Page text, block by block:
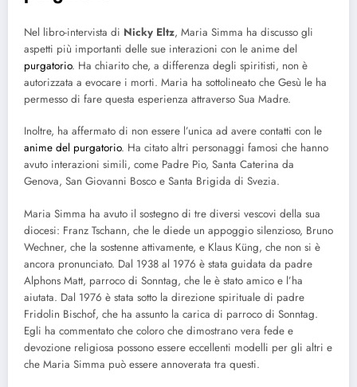
Nel libro-intervista di Nicky Eltz, Maria Simma ha discusso gli
aspetti più importanti delle sue interazioni con le anime del
purgatorio. Ha chiarito che, a differenza degli spiritisti, non è
autorizzata a evocare i morti. Maria ha sottolineato che Gesù le ha
permesso di fare questa esperienza attraverso Sua Madre.
Inoltre, ha affermato di non essere l’unica ad avere contatti con le
anime del purgatorio. Ha citato altri personaggi famosi che hanno
avuto interazioni simili, come Padre Pio, Santa Caterina da
Genova, San Giovanni Bosco e Santa Brigida di Svezia.
Maria Simma ha avuto il sostegno di tre diversi vescovi della sua
diocesi: Franz Tschann, che le diede un appoggio silenzioso, Bruno
Wechner, che la sostenne attivamente, e Klaus Küng, che non si è
ancora pronunciato. Dal 1938 al 1976 è stata guidata da padre
Alphons Matt, parroco di Sonntag, che le è stato amico e l’ha
aiutata. Dal 1976 è stata sotto la direzione spirituale di padre
Fridolin Bischof, che ha assunto la carica di parroco di Sonntag.
Egli ha commentato che coloro che dimostrano vera fede e
devozione religiosa possono essere eccellenti modelli per gli altri e
che Maria Simma può essere annoverata tra questi.